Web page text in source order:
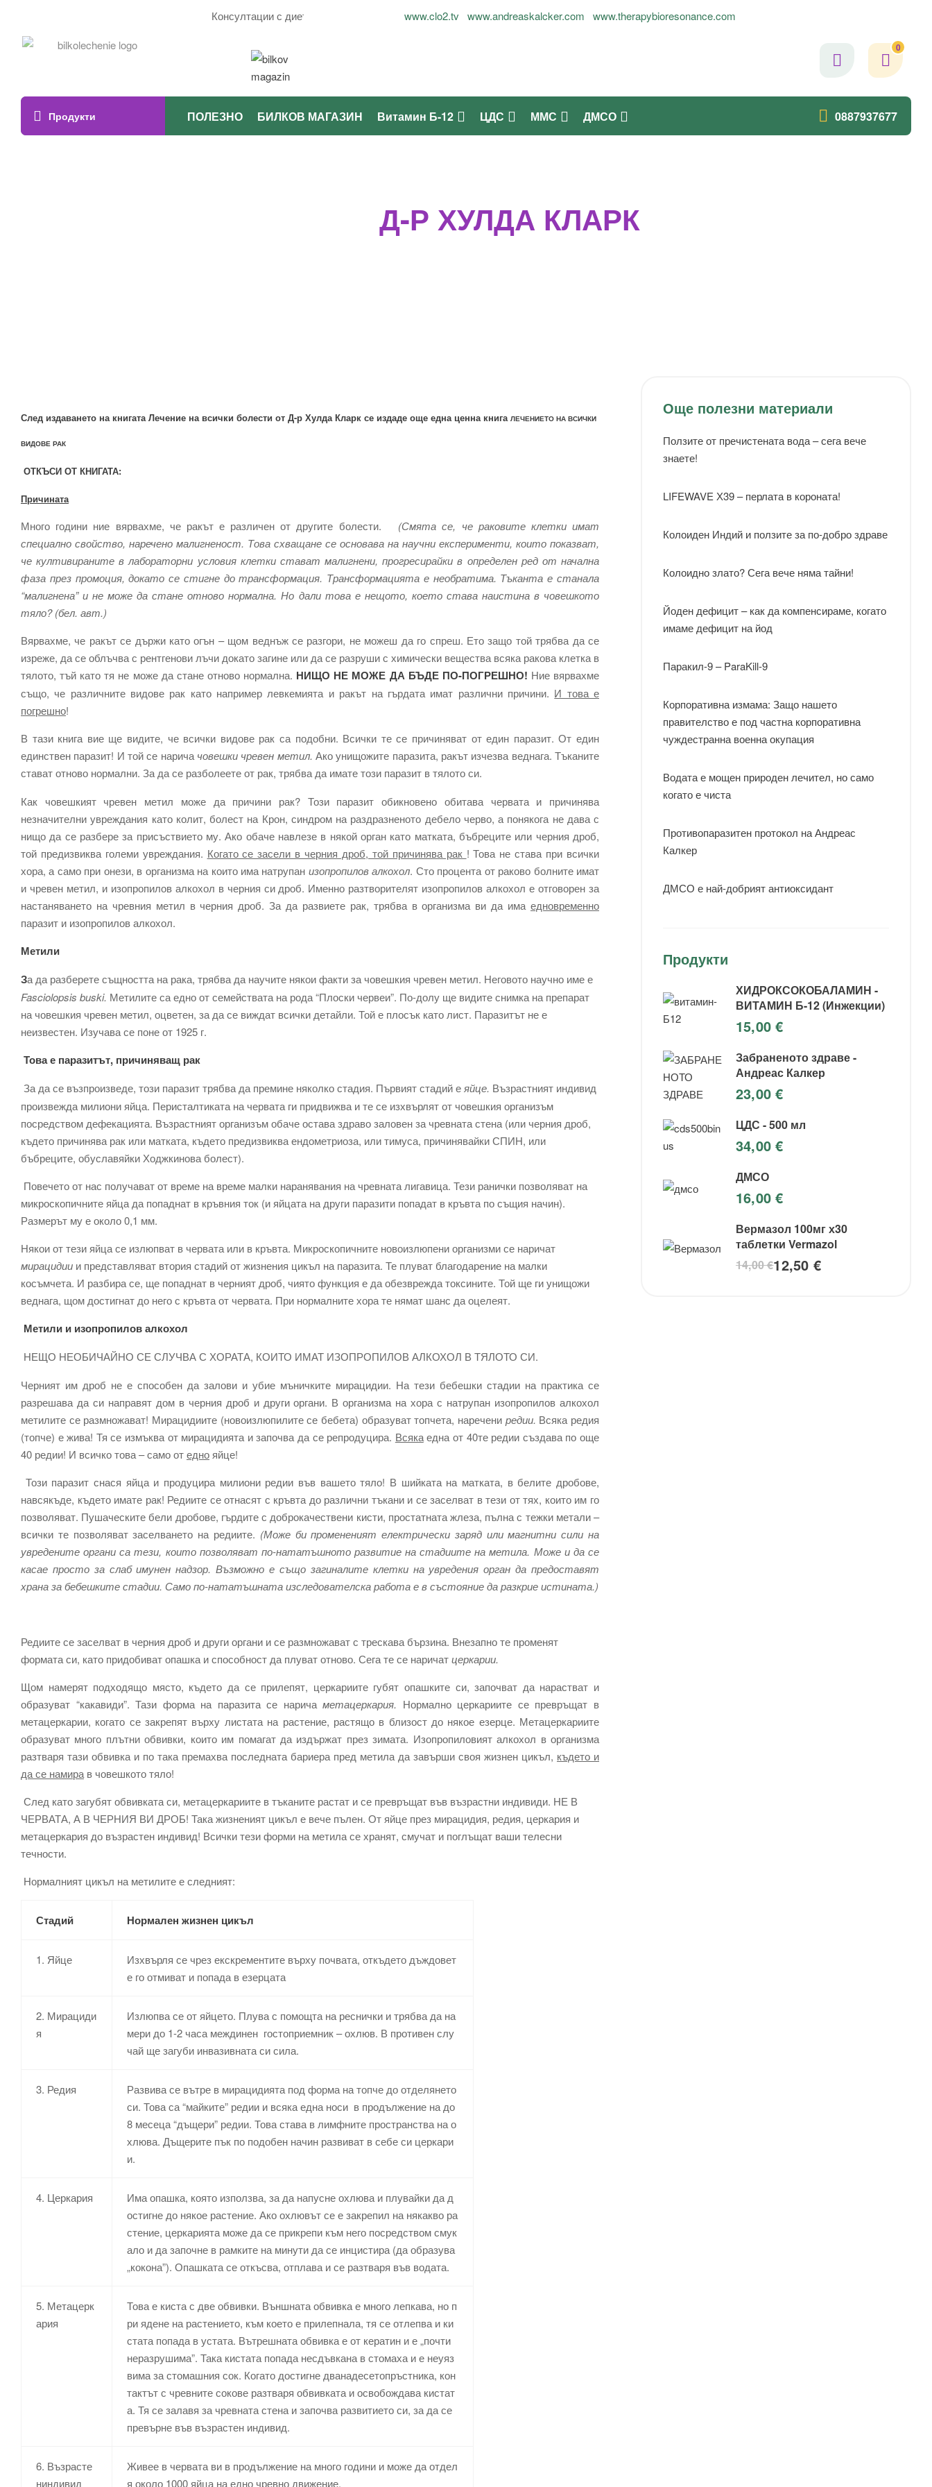
Консултации с диетолог Огнян Симеонов - 0899937677
www.clo2.tv www.andreaskalcker.com www.therapybioresonance.com
0
Продукти ПОЛЕЗНО БИЛКОВ МАГАЗИН Витамин Б-12 ЦДС ММС ДМСО 0887937677
Д-Р ХУЛДА КЛАРК
След издаването на книгата Лечение на всички болести от Д-р Хулда Кларк се издаде още една ценна книга ЛЕЧЕНИЕТО НА ВСИЧКИ
ВИДОВЕ РАК
ОТКЪСИ ОТ КНИГАТА:
Причината
Много години ние вярвахме, че ракът е различен от другите болести.
(Смята се, че раковите клетки имат
специално свойство, наречено малигненост. Това схващане се основава на научни експерименти, които показват,
че култивираните в лабораторни условия клетки стават малигнени, прогресирайки в определен ред от начална
фаза през промоция, докато се стигне до трансформация. Трансформацията е необратима. Тъканта е станала
“малигнена” и не може да стане отново нормална. Но дали това е нещото, което става наистина в човешкото
тяло? (бел. авт.)
Вярвахме, че ракът се държи като огън – щом веднъж се разгори, не можеш да го спреш. Ето защо той трябва да се
изреже, да се облъчва с рентгенови лъчи докато загине или да се разруши с химически вещества всяка ракова клетка в
тялото, тъй като тя не може да стане отново нормална. НИЩО НЕ МОЖЕ ДА БЪДЕ ПО-ПОГРЕШНО! Ние вярвахме
също, че различните видове рак като например левкемията и ракът на гърдата имат различни причини. И това е
погрешно!
В тази книга вие ще видите, че всички видове рак са подобни. Всички те се причиняват от един паразит. От един
единствен паразит! И той се наричачовешки чревен метил. Ако унищожите паразита, ракът изчезва веднага. Тъканите
стават отново нормални. За да се разболеете от рак, трябва да имате този паразит в тялото си.
Как човешкият чревен метил може да причини рак? Този паразит обикновено обитава червата и причинява
незначителни увреждания като колит, болест на Крон, синдром на раздразненото дебело черво, а понякога не дава с
нищо да се разбере за присъствието му. Ако обаче навлезе в някой орган като матката, бъбреците или черния дроб,
той предизвиква големи увреждания. Когато се засели в черния дроб, той причинява рак ! Това не става при всички
хора, а само при онези, в организма на които има натрупан изопропилов алкохол. Сто процента от раково болните имат
и чревен метил, и изопропилов алкохол в черния си дроб. Именно разтворителят изопропилов алкохол е отговорен за
настаняването на чревния метил в черния дроб. За да развиете рак, трябва в организма ви да има едновременно
паразит и изопропилов алкохол.
Метили
За да разберете същността на рака, трябва да научите някои факти за човешкия чревен метил. Неговото научно име е
Fasciolopsis buski. Метилите са едно от семействата на рода “Плоски червеи”. По-долу ще видите снимка на препарат
на човешкия чревен метил, оцветен, за да се виждат всички детайли. Той е плосък като лист. Паразитът не е
неизвестен. Изучава се поне от 1925 г.
Това е паразитът, причиняващ рак
За да се възпроизведе, този паразит трябва да премине няколко стадия. Първият стадий еяйце. Възрастният индивид
произвежда милиони яйца. Перисталтиката на червата ги придвижва и те се изхвърлят от човешкия организъм
посредством дефекацията. Възрастният организъм обаче остава здраво заловен за чревната стена (или черния дроб,
където причинява рак или матката, където предизвиква ендометриоза, или тимуса, причинявайки СПИН, или
бъбреците, обуславяйки Ходжкинова болест).
Повечето от нас получават от време на време малки наранявания на чревната лигавица. Тези ранички позволяват на
микроскопичните яйца да попаднат в кръвния ток (и яйцата на други паразити попадат в кръвта по същия начин).
Размерът му е около 0,1 мм.
Някои от тези яйца се излюпват в червата или в кръвта. Микроскопичните новоизлюпени организми се наричат
мирацидии и представляват втория стадий от жизнения цикъл на паразита. Те плуват благодарение на малки
косъмчета. И разбира се, ще попаднат в черният дроб, чиято функция е да обезврежда токсините. Той ще ги унищожи
веднага, щом достигнат до него с кръвта от червата. При нормалните хора те нямат шанс да оцелеят.
Метили и изопропилов алкохол
НЕЩО НЕОБИЧАЙНО СЕ СЛУЧВА С ХОРАТА, КОИТО ИМАТ ИЗОПРОПИЛОВ АЛКОХОЛ В ТЯЛОТО СИ.
Черният им дроб не е способен да залови и убие мъничките мирацидии. На тези бебешки стадии на практика се
разрешава да си направят дом в черния дроб и други органи. В организма на хора с натрупан изопропилов алкохол
метилите се размножават! Мирацидиите (новоизлюпилите се бебета) образуват топчета, наречени редии. Всяка редия
(топче) е жива! Тя се измъква от мирацидията и започва да се репродуцира. Всякаедна от 40те редии създава по още
40 редии! И всичко това – само отеднояйце!
Този паразит снася яйца и продуцира милиони редии във вашето тяло! В шийката на матката, в белите дробове,
навсякъде, където имате рак! Редиите се отнасят с кръвта до различни тъкани и се заселват в тези от тях, които им го
позволяват. Пушаческите бели дробове, гърдите с доброкачествени кисти, простатната жлеза, пълна с тежки метали –
всички те позволяват заселването на редиите. (Може би промененият електрически заряд или магнитни сили на
увредените органи са тези, които позволяват по-нататъшното развитие на стадиите на метила. Може и да се
касае просто за слаб имунен надзор. Възможно е също загиналите клетки на увредения орган да предоставят
храна за бебешките стадии. Само по-нататъшната изследователска работа е в състояние да разкрие истината.)
Редиите се заселват в черния дроб и други органи и се размножават с трескава бързина. Внезапно те променят
формата си, като придобиват опашка и способност да плуват отново. Сега те се наричатцеркарии.
Щом намерят подходящо място, където да се прилепят, церкариите губят опашките си, започват да нарастват и
образуват “какавиди”. Тази форма на паразита се наричаметацеркария. Нормално церкариите се превръщат в
метацеркарии, когато се закрепят върху листата на растение, растящо в близост до някое езерце. Метацеркариите
образуват много плътни обвивки, които им помагат да издържат през зимата. Изопропиловият алкохол в организма
разтваря тази обвивка и по така премахва последната бариера пред метила да завърши своя жизнен цикъл, където и
да се намирав човешкото тяло!
След като загубят обвивката си, метацеркариите в тъканите растат и се превръщат във възрастни индивиди. НЕ В
ЧЕРВАТА, А В ЧЕРНИЯ ВИ ДРОБ! Така жизненият цикъл е вече пълен. От яйце през мирацидия, редия, церкария и
метацеркария до възрастен индивид! Всички тези форми на метила се хранят, смучат и поглъщат ваши телесни
течности.
Нормалният цикъл на метилите е следният:
Стадий Нормален жизнен цикъл
1. Яйце
Изхвърля се чрез екскрементите върху почвата, откъдето дъждовет
е го отмиват и попада в езерцата
2. Мирациди
я
Излюпва се от яйцето. Плува с помощта на реснички и трябва да на
мери до 1-2 часа междинен гостоприемник – охлюв. В противен слу
чай ще загуби инвазивната си сила.
3. Редия
Развива се вътре в мирацидията под форма на топче до отделянето
си. Това са “майките” редии и всяка една носи в продължение на до
8 месеца “дъщери” редии. Това става в лимфните пространства на о
хлюва. Дъщерите пък по подобен начин развиват в себе си церкари
и.
4. Церкария
Има опашка, която използва, за да напусне охлюва и плувайки да д
остигне до някое растение. Ако охлювът се е закрепил на някакво ра
стение, церкарията може да се прикрепи към него посредством смук
ало и да започне в рамките на минути да се инцистира (да образува
„кокона”). Опашката се откъсва, отплава и се разтваря във водата.
5. Метацерк
ария
Това е киста с две обвивки. Външната обвивка е много лепкава, но п
ри ядене на растението, към което е прилепнала, тя се отлепва и ки
стата попада в устата. Вътрешната обвивка е от кератин и е „почти
неразрушима”. Така кистата попада несдъвкана в стомаха и е неуяз
вима за стомашния сок. Когато достигне дванадесетопръстника, кон
тактът с чревните сокове разтваря обвивката и освобождава кистат
а. Тя се залавя за чревната стена и започва развитието си, за да се
превърне във възрастен индивид.
6. Възрасте
ниндивид
Живее в червата ви в продължение на много години и може да отдел
я около 1000 яйца на едно чревно движение.
Още полезни материали
Ползите от пречистената вода – сега вече
знаете!
LIFEWAVE Х39 – перлата в короната!
Колоиден Индий и ползите за по-добро здраве
Колоидно злато? Сега вече няма тайни!
Йоден дефицит – как да компенсираме, когато
имаме дефицит на йод
Паракил-9 – ParaKill-9
Корпоративна измама: Защо нашето
правителство е под частна корпоративна
чуждестранна военна окупация
Водата е мощен природен лечител, но само
когато е чиста
Противопаразитен протокол на Андреас
Калкер
ДМСО е най-добрият антиоксидант
Продукти
ХИДРОКСОКОБАЛАМИН -
ВИТАМИН Б-12 (Инжекции)
15,00€
Забраненото здраве -
Андреас Калкер
23,00€
ЦДС - 500 мл
34,00€
ДМСО
16,00€
Вермазол 100мг х30
таблетки Vermazol
14,00€12,50 €